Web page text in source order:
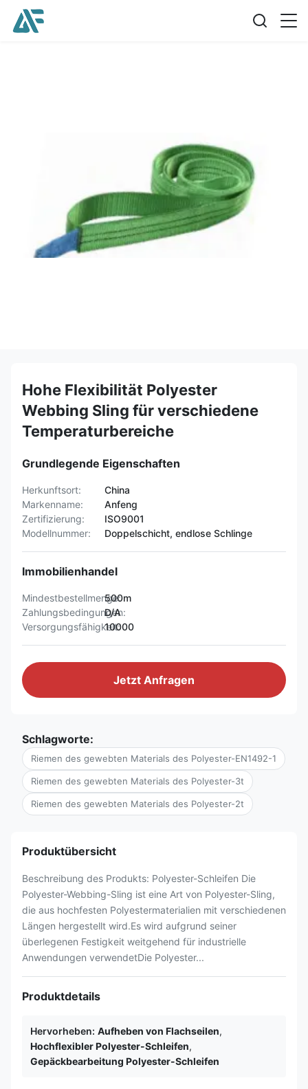
Hohe Flexibilität Polyester
Webbing Sling für verschiedene
Temperaturbereiche
Grundlegende Eigenschaften
Herkunftsort:
China
Markenname:
Anfeng
Zertifizierung:
ISO9001
Modellnummer:
Doppelschicht, endlose Schlinge
Immobilienhandel
Mindestbestellmenge:
500m
Zahlungsbedingungen:
D/A
Versorgungsfähigkeit:10000
Jetzt Anfragen
Schlagworte:
Riemen des gewebten Materials des Polyester-EN1492-1
Riemen des gewebten Materials des Polyester-3t
Riemen des gewebten Materials des Polyester-2t
Produktübersicht
Beschreibung des Produkts: Polyester-Schleifen Die
Polyester-Webbing-Sling ist eine Art von Polyester-Sling,
die aus hochfesten Polyestermaterialien mit verschiedenen
Längen hergestellt wird.Es wird aufgrund seiner
überlegenen Festigkeit weitgehend für industrielle
Anwendungen verwendetDie Polyester...
Produktdetails
Hervorheben: Aufheben von Flachseilen,
Hochflexibler Polyester-Schleifen,
Gepäckbearbeitung Polyester-Schleifen